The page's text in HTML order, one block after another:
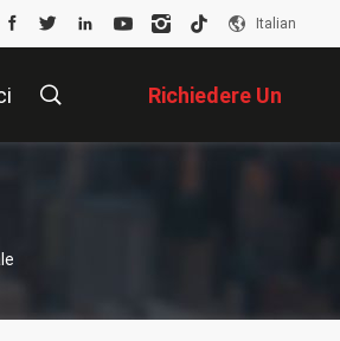
Italian
Richiedere Un
Preventivo